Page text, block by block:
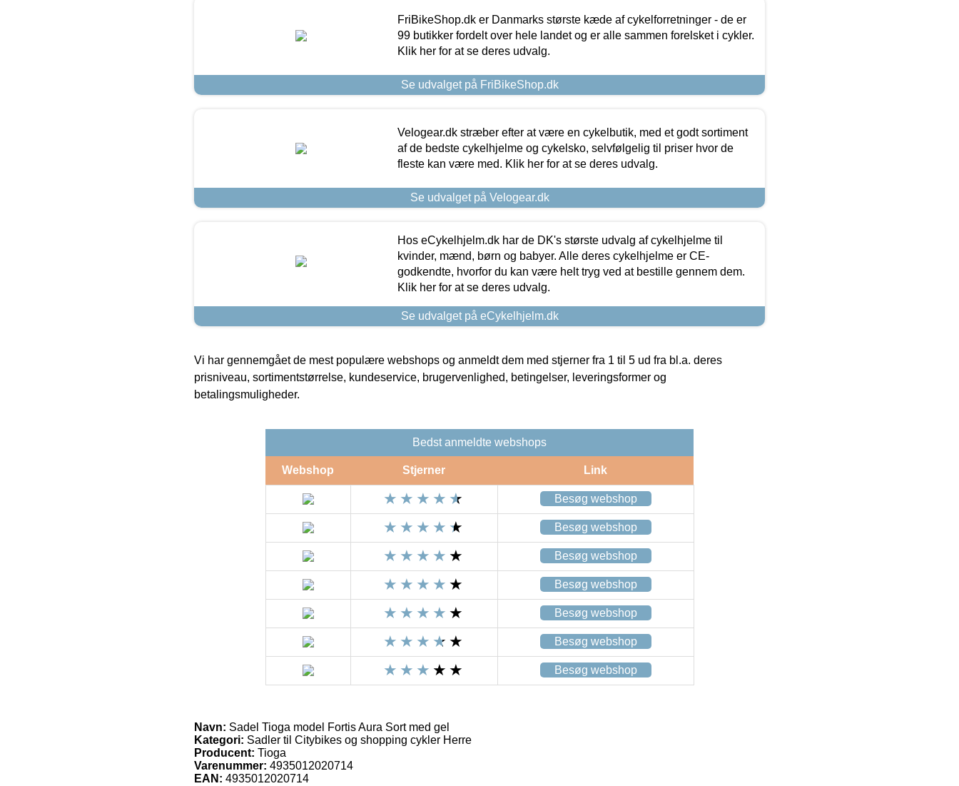
FriBikeShop.dk er Danmarks største kæde af cykelforretninger - de er
99 butikker fordelt over hele landet og er alle sammen forelsket i cykler.
Klik her for at se deres udvalg.
Se udvalget på FriBikeShop.dk
Velogear.dk stræber efter at være en cykelbutik, med et godt sortiment
af de bedste cykelhjelme og cykelsko, selvfølgelig til priser hvor de
fleste kan være med. Klik her for at se deres udvalg.
Se udvalget på Velogear.dk
Hos eCykelhjelm.dk har de DK's største udvalg af cykelhjelme til
kvinder, mænd, børn og babyer. Alle deres cykelhjelme er CE-
godkendte, hvorfor du kan være helt tryg ved at bestille gennem dem.
Klik her for at se deres udvalg.
Se udvalget på eCykelhjelm.dk
Vi har gennemgået de mest populære webshops og anmeldt dem med stjerner fra 1 til 5 ud fra bl.a. deres
prisniveau, sortimentstørrelse, kundeservice, brugervenlighed, betingelser, leveringsformer og
betalingsmuligheder.
Bedst anmeldte webshops
Webshop Stjerner Link
Besøg webshop
Besøg webshop
Besøg webshop
Besøg webshop
Besøg webshop
Besøg webshop
Besøg webshop
Navn: Sadel Tioga model Fortis Aura Sort med gel
Kategori: Sadler til Citybikes og shopping cykler Herre
Producent: Tioga
Varenummer: 4935012020714
EAN: 4935012020714